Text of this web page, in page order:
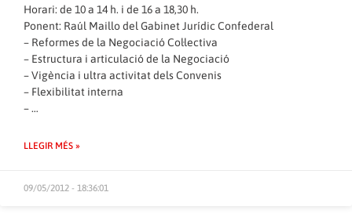
Horari: de 10 a 14 h. i de 16 a 18,30 h.
Ponent: Raúl Maillo del Gabinet Jurídic Confederal
– Reformes de la Negociació Col·lectiva
– Estructura i articulació de la Negociació
– Vigència i ultra activitat dels Convenis
– Flexibilitat interna
– …
LLEGIR MÉS »
09/05/2012 - 18:36:01